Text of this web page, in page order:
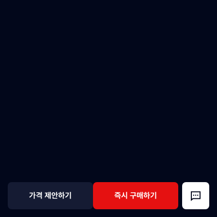
가격 제안하기 즉시 구매하기